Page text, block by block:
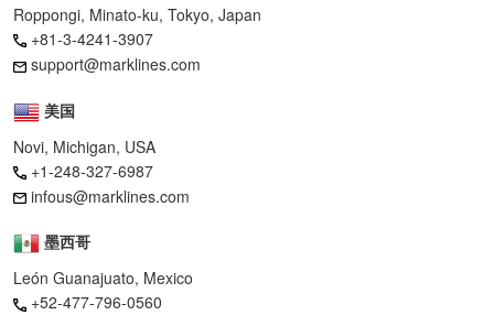
Roppongi, Minato-ku, Tokyo, Japan
+81-3-4241-3907
support@marklines.com
美国
Novi, Michigan, USA
+1-248-327-6987
infous@marklines.com
墨西哥
León Guanajuato, Mexico
+52-477-796-0560